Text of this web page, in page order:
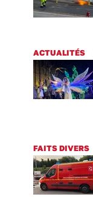
ACTUALITÉS
FAITS DIVERS